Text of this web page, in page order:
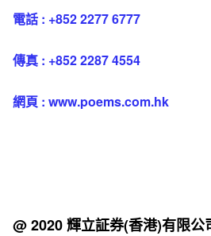
電話 : +852 2277 6777
傳真 : +852 2287 4554
網頁 : www.poems.com.hk
@ 2020 輝立証券(香港)有限